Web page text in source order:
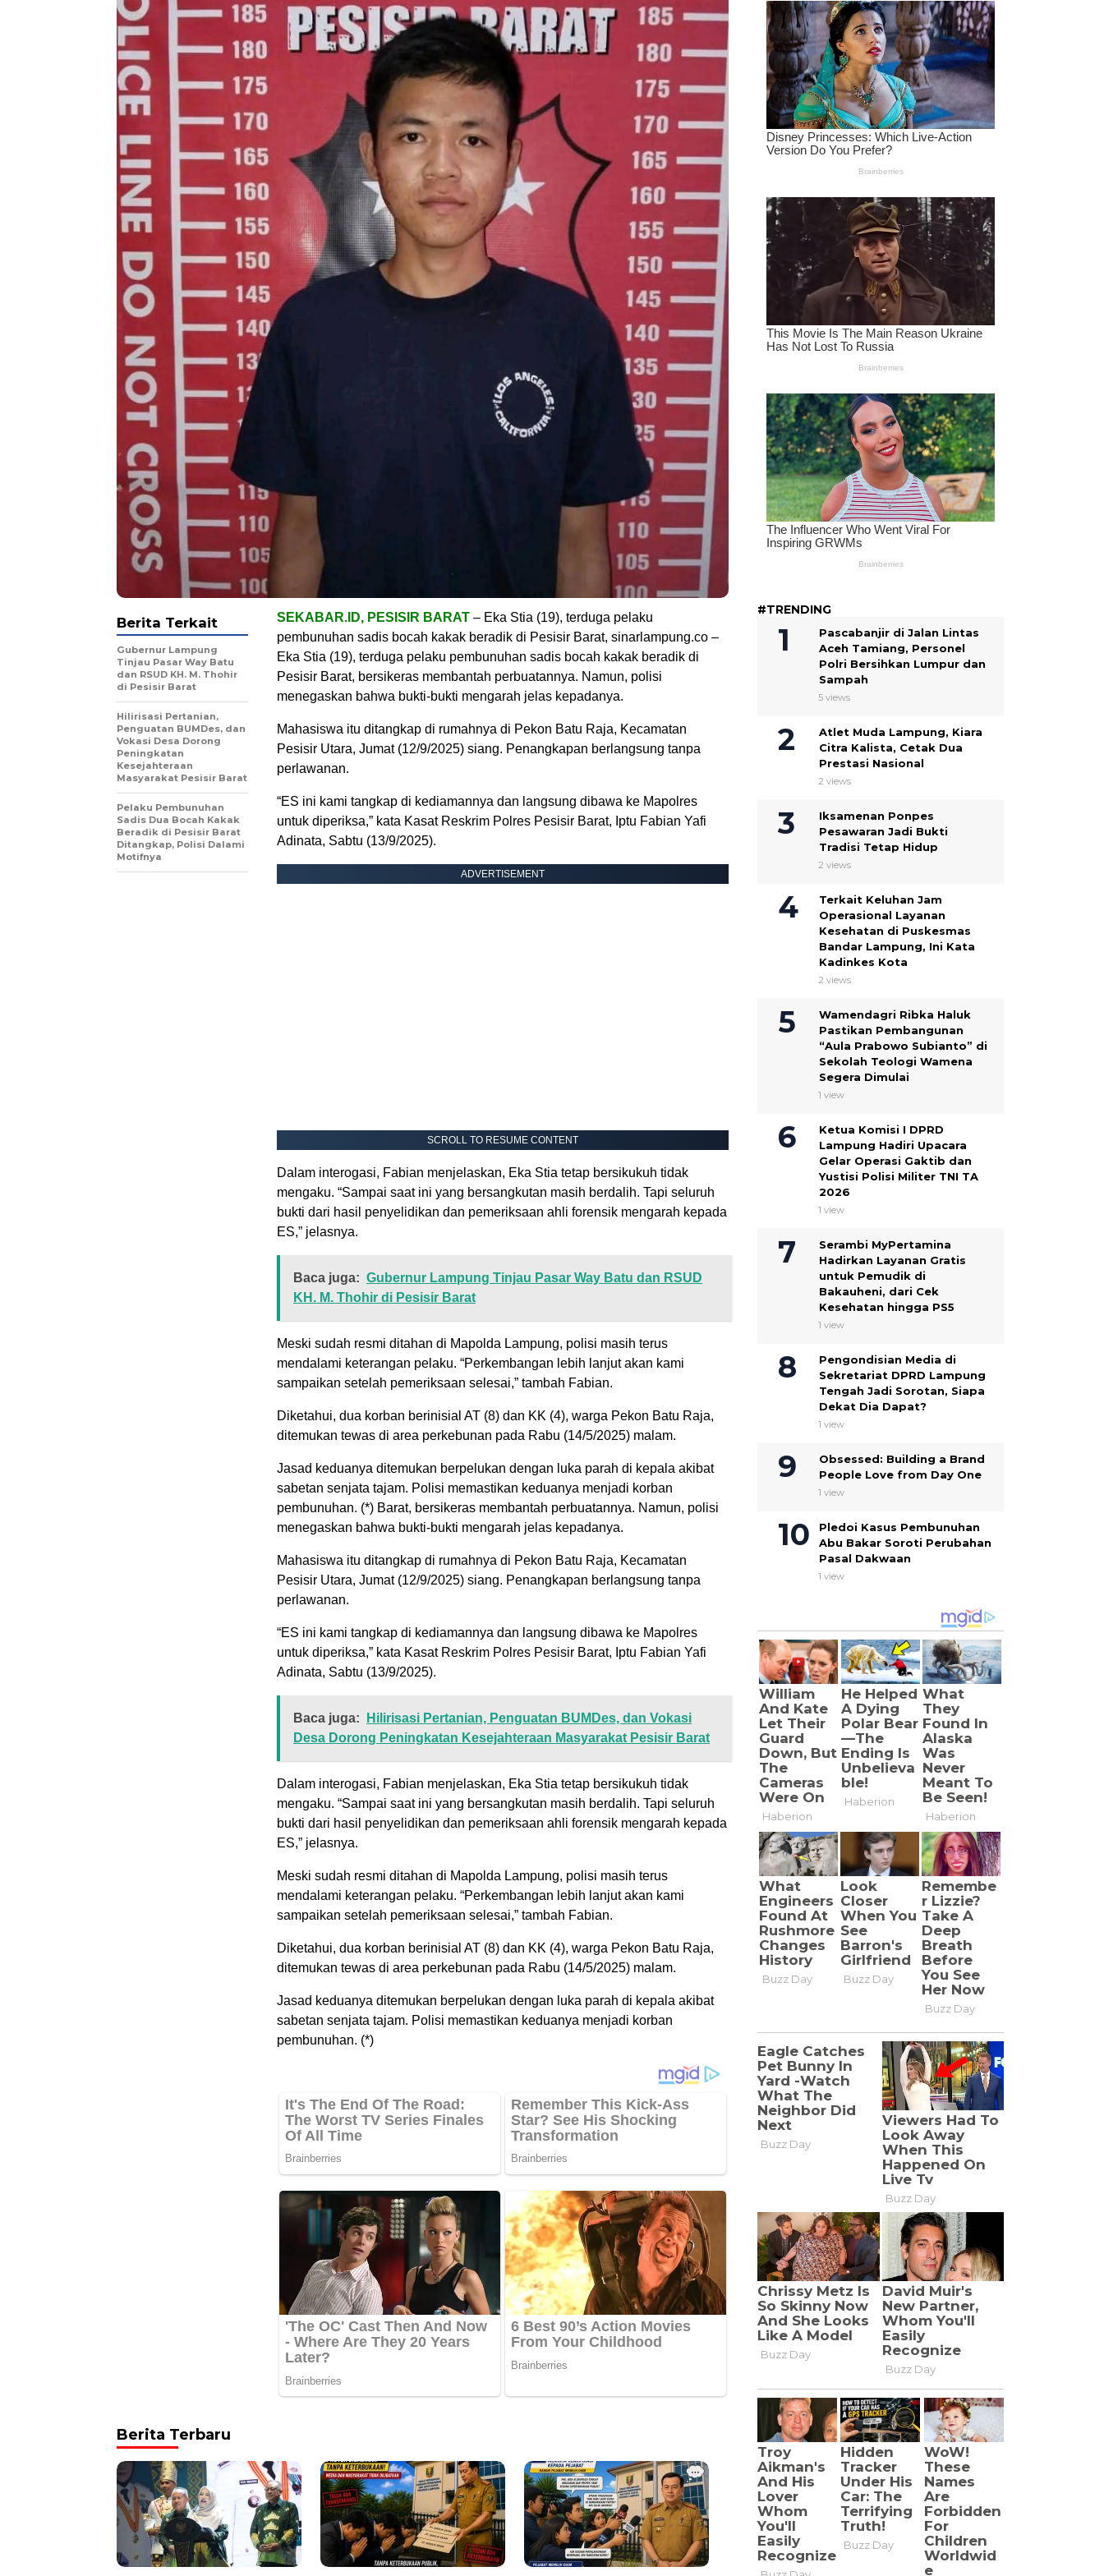
SEKABAR.ID, PESISIR BARAT – Eka Stia (19), terduga pelaku
pembunuhan sadis bocah kakak beradik di Pesisir Barat, sinarlampung.co –
Eka Stia (19), terduga pelaku pembunuhan sadis bocah kakak beradik di
Pesisir Barat, bersikeras membantah perbuatannya. Namun, polisi
menegaskan bahwa bukti-bukti mengarah jelas kepadanya.
Mahasiswa itu ditangkap di rumahnya di Pekon Batu Raja, Kecamatan
Pesisir Utara, Jumat (12/9/2025) siang. Penangkapan berlangsung tanpa
perlawanan.
“ES ini kami tangkap di kediamannya dan langsung dibawa ke Mapolres
untuk diperiksa,” kata Kasat Reskrim Polres Pesisir Barat, Iptu Fabian Yafi
Adinata, Sabtu (13/9/2025).
ADVERTISEMENT
SCROLL TO RESUME CONTENT
Dalam interogasi, Fabian menjelaskan, Eka Stia tetap bersikukuh tidak
mengaku. “Sampai saat ini yang bersangkutan masih berdalih. Tapi seluruh
bukti dari hasil penyelidikan dan pemeriksaan ahli forensik mengarah kepada
ES,” jelasnya.
Baca juga: Gubernur Lampung Tinjau Pasar Way Batu dan RSUD
KH. M. Thohir di Pesisir Barat
Meski sudah resmi ditahan di Mapolda Lampung, polisi masih terus
mendalami keterangan pelaku. “Perkembangan lebih lanjut akan kami
sampaikan setelah pemeriksaan selesai,” tambah Fabian.
Diketahui, dua korban berinisial AT (8) dan KK (4), warga Pekon Batu Raja,
ditemukan tewas di area perkebunan pada Rabu (14/5/2025) malam.
Jasad keduanya ditemukan berpelukan dengan luka parah di kepala akibat
sabetan senjata tajam. Polisi memastikan keduanya menjadi korban
pembunuhan. (*) Barat, bersikeras membantah perbuatannya. Namun, polisi
menegaskan bahwa bukti-bukti mengarah jelas kepadanya.
Mahasiswa itu ditangkap di rumahnya di Pekon Batu Raja, Kecamatan
Pesisir Utara, Jumat (12/9/2025) siang. Penangkapan berlangsung tanpa
perlawanan.
“ES ini kami tangkap di kediamannya dan langsung dibawa ke Mapolres
untuk diperiksa,” kata Kasat Reskrim Polres Pesisir Barat, Iptu Fabian Yafi
Adinata, Sabtu (13/9/2025).
Baca juga:
Hilirisasi Pertanian, Penguatan BUMDes, dan Vokasi
Desa Dorong Peningkatan Kesejahteraan Masyarakat Pesisir Barat
Dalam interogasi, Fabian menjelaskan, Eka Stia tetap bersikukuh tidak
mengaku. “Sampai saat ini yang bersangkutan masih berdalih. Tapi seluruh
bukti dari hasil penyelidikan dan pemeriksaan ahli forensik mengarah kepada
ES,” jelasnya.
Meski sudah resmi ditahan di Mapolda Lampung, polisi masih terus
mendalami keterangan pelaku. “Perkembangan lebih lanjut akan kami
sampaikan setelah pemeriksaan selesai,” tambah Fabian.
Diketahui, dua korban berinisial AT (8) dan KK (4), warga Pekon Batu Raja,
ditemukan tewas di area perkebunan pada Rabu (14/5/2025) malam.
Jasad keduanya ditemukan berpelukan dengan luka parah di kepala akibat
sabetan senjata tajam. Polisi memastikan keduanya menjadi korban
pembunuhan. (*)
Berita Terkait
Gubernur Lampung
Tinjau Pasar Way Batu
dan RSUD KH. M. Thohir
di Pesisir Barat
Hilirisasi Pertanian,
Penguatan BUMDes, dan
Vokasi Desa Dorong
Peningkatan
Kesejahteraan
Masyarakat Pesisir Barat
Pelaku Pembunuhan
Sadis Dua Bocah Kakak
Beradik di Pesisir Barat
Ditangkap, Polisi Dalami
Motifnya
Berita Terbaru
#TRENDING
Pascabanjir di Jalan Lintas
Aceh Tamiang, Personel
Polri Bersihkan Lumpur dan
Sampah
5 views
Atlet Muda Lampung, Kiara
Citra Kalista, Cetak Dua
Prestasi Nasional
2 views
Iksamenan Ponpes
Pesawaran Jadi Bukti
Tradisi Tetap Hidup
2 views
Terkait Keluhan Jam
Operasional Layanan
Kesehatan di Puskesmas
Bandar Lampung, Ini Kata
Kadinkes Kota
2 views
Wamendagri Ribka Haluk
Pastikan Pembangunan
“Aula Prabowo Subianto” di
Sekolah Teologi Wamena
Segera Dimulai
1 view
Ketua Komisi I DPRD
Lampung Hadiri Upacara
Gelar Operasi Gaktib dan
Yustisi Polisi Militer TNI TA
2026
1 view
Serambi MyPertamina
Hadirkan Layanan Gratis
untuk Pemudik di
Bakauheni, dari Cek
Kesehatan hingga PS5
1 view
Pengondisian Media di
Sekretariat DPRD Lampung
Tengah Jadi Sorotan, Siapa
Dekat Dia Dapat?
1 view
Obsessed: Building a Brand
People Love from Day One
1 view
Pledoi Kasus Pembunuhan
Abu Bakar Soroti Perubahan
Pasal Dakwaan
1 view